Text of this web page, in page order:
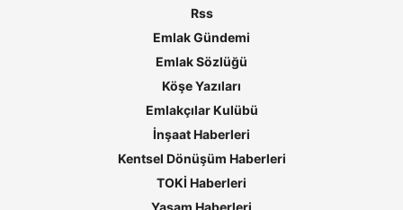
Rss
Emlak Gündemi
Emlak Sözlüğü
Köşe Yazıları
Emlakçılar Kulübü
İnşaat Haberleri
Kentsel Dönüşüm Haberleri
TOKİ Haberleri
Yaşam Haberleri